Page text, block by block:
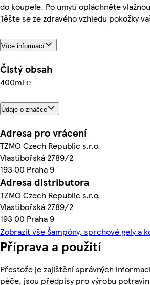
do koupele. Po umytí opláchněte
Těšte se ze zdravého vzhledu pokožky
Více informací
Čistý obsah
400ml ℮
Údaje o značce
Adresa pro vrácení
TZMO Czech Republic s.r.o.
Vlastibořská 2789/2
193 00 Praha 9
Adresa distributora
TZMO Czech Republic s.r.o.
Vlastibořská 2789/2
193 00 Praha 9
Zobrazit vše Šampóny, sprchové gely a
Příprava a použití
Přestože je zajištění správných
péče, jsou předpisy pro výrobu